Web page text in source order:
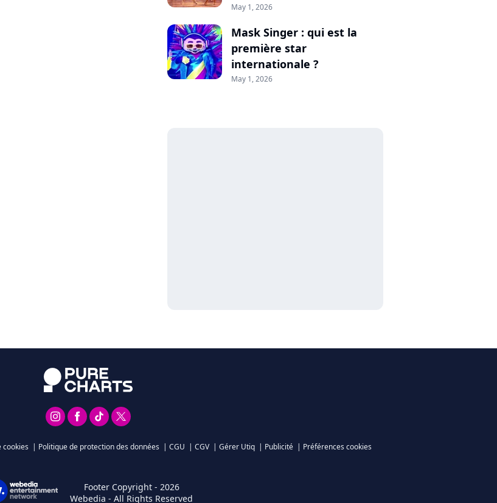
May 1, 2026
Mask Singer : qui est la
première star
internationale ?
May 1, 2026
cookies | Politique de protection des données | CGU | CGV | Gérer Utiq | Publicité | Préférences cookies
Footer Copyright - 2026
Webedia - All Rights Reserved